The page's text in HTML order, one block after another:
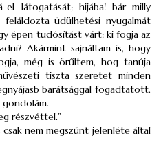
el látogatását; hijába! bár milly
üdülhetési nyugalmát
épen tudósítást várt: ki fogja az
Akármint sajnáltam is, hogy
még is örűltem, hog tanúja
tiszta szeretet minden
barátsággal fogadtatott.
részvéttel.”
csak nem megszűnt jelenléte által